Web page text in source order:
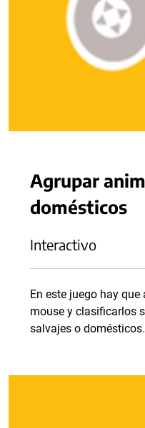
Agrupar
domésticos
Interactivo
En este juego hay
mouse y clasificarlos
salvajes o domésticos.